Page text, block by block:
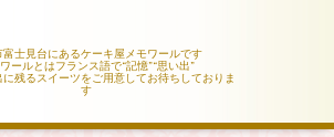
富士見台にあるケーキ屋メモワールです
ールとはフランス語で“記憶”“思い出”
に残るスイーツをご用意してお待ちしておりま
す